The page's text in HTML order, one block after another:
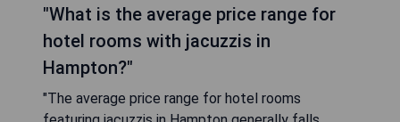
"What is the average price range for
hotel rooms with jacuzzis in
Hampton?"
"The average price range for hotel rooms